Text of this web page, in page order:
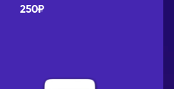
250₽